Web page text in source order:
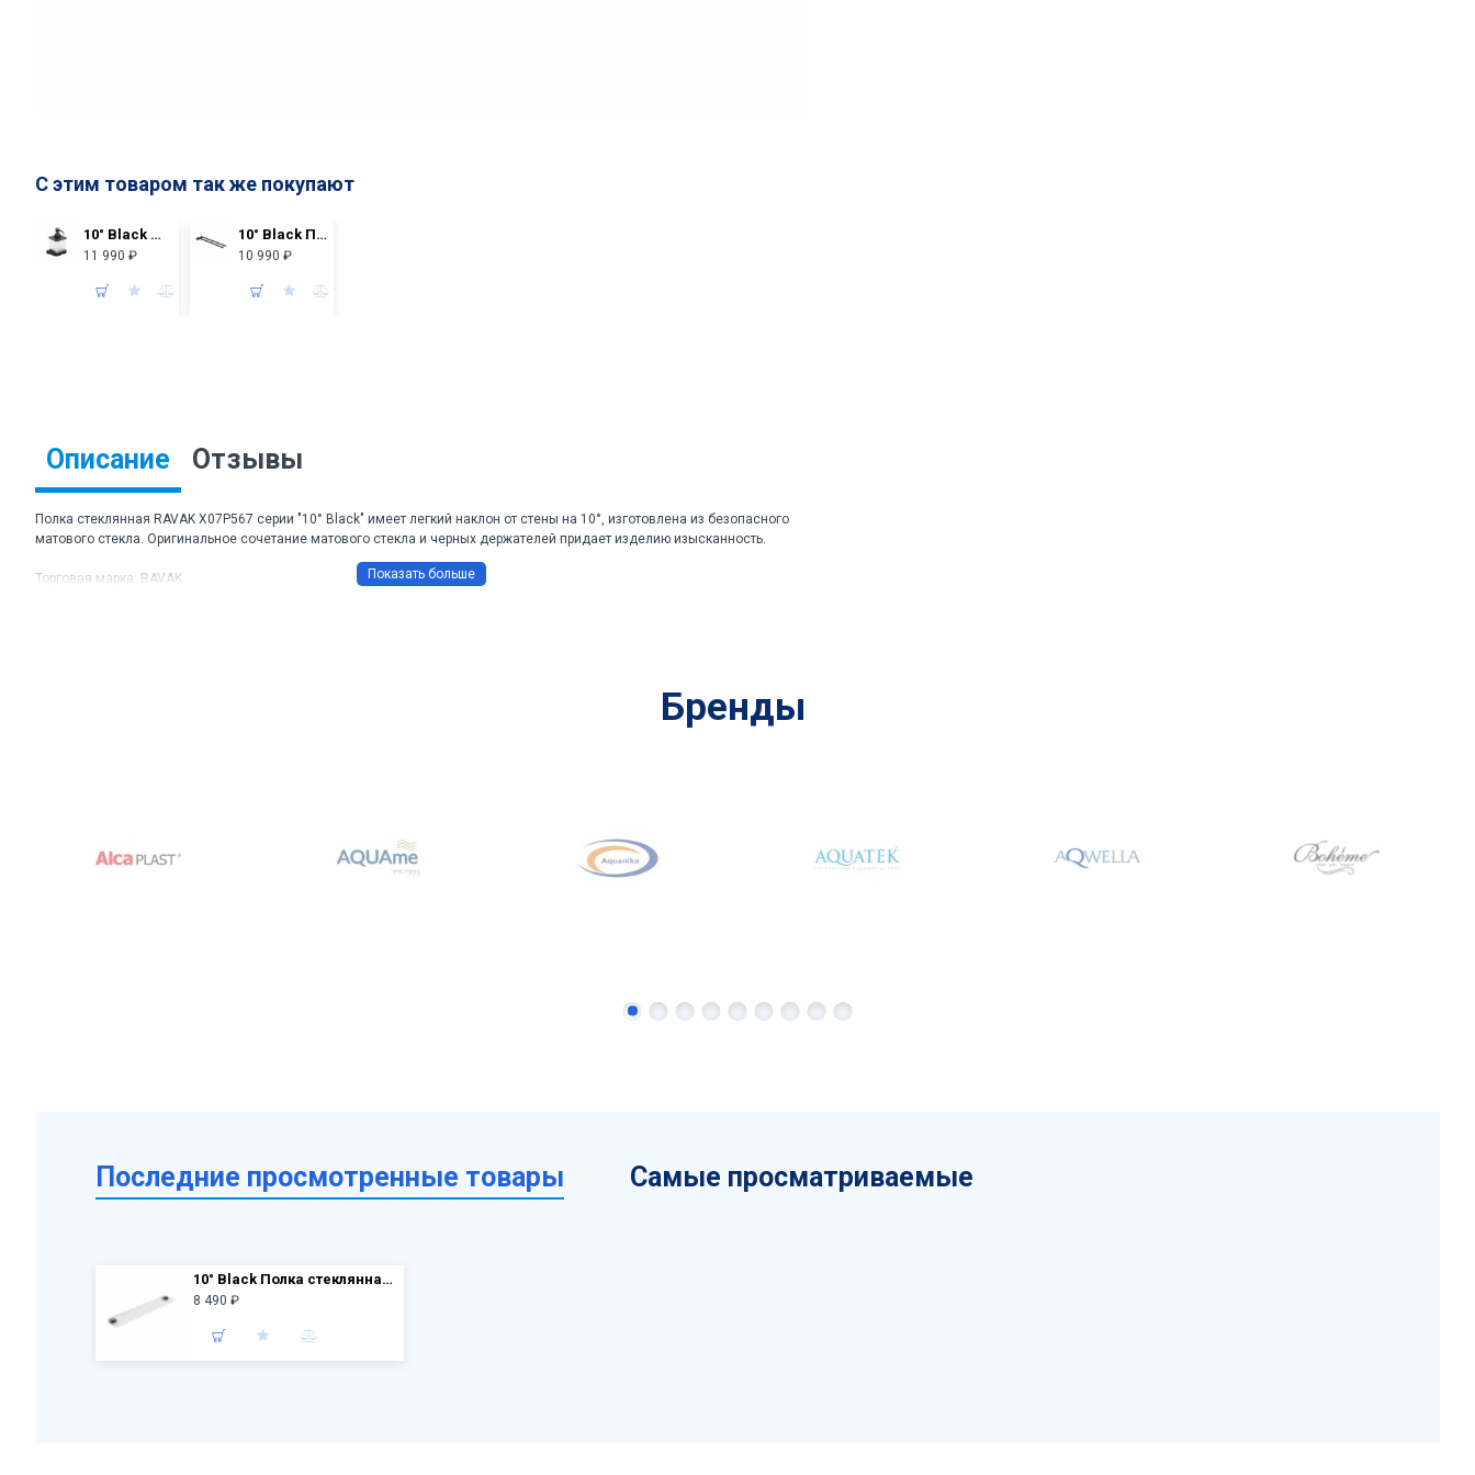
С этим товаром так же покупают
10° Black Дозатор для жидкого мыла (стекло) TD 231.20 X07P559
11 990 ₽
10° Black Полотенцедержатель (поворотный), 42 см TD 340.20 X07P564
10 990 ₽
Описание Отзывы
Полка стеклянная RAVAK X07P567 серии "10° Black" имеет легкий наклон от стены на 10°, изготовлена из безопасного
матового стекла. Оригинальное сочетание матового стекла и черных держателей придает изделию изысканность.
Торговая марка: RAVAK
Бренды
Последние просмотренные товары Самые просматриваемые
10° Black Полка стеклянная 60 см TD 500.20 X07P567
8 490 ₽